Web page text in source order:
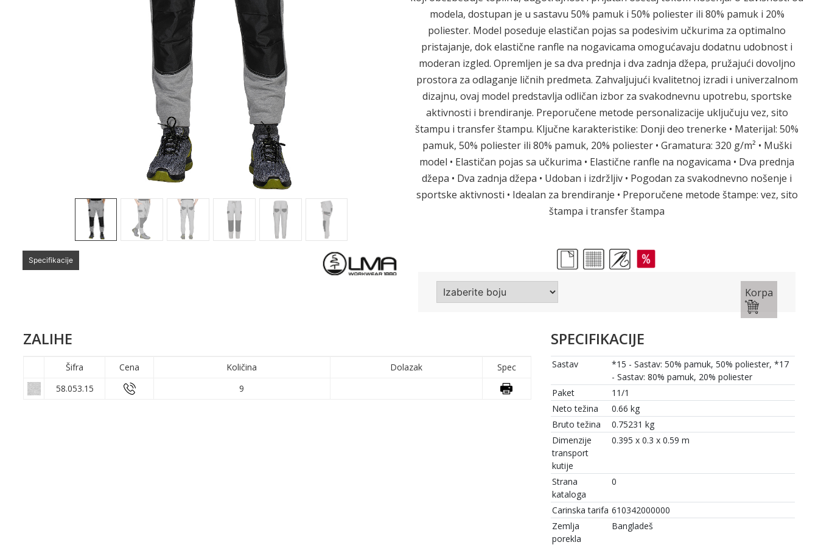
Specifikacije
modela, dostupan je u sastavu 50% pamuk i 50% poliester ili 80% pamuk i 20%
poliester. Model poseduje elastičan pojas sa podesivim učkurima za optimalno
pristajanje, dok elastične ranfle na nogavicama omogućavaju dodatnu udobnost i
moderan izgled. Opremljen je sa dva prednja i dva zadnja džepa, pružajući dovoljno
prostora za odlaganje ličnih predmeta. Zahvaljujući kvalitetnoj izradi i univerzalnom
dizajnu, ovaj model predstavlja odličan izbor za svakodnevnu upotrebu, sportske
aktivnosti i brendiranje. Preporučene metode personalizacije uključuju vez, sito
štampu i transfer štampu. Ključne karakteristike: Donji deo trenerke • Materijal: 50%
pamuk, 50% poliester ili 80% pamuk, 20% poliester • Gramatura: 320 g/m² • Muški
model • Elastičan pojas sa učkurima • Elastične ranfle na nogavicama • Dva prednja
džepa • Dva zadnja džepa • Udoban i izdržljiv • Pogodan za svakodnevno nošenje i
sportske aktivnosti • Idealan za brendiranje • Preporučene metode štampe: vez, sito
štampa i transfer štampa
Korpa
ZALIHE
Šifra Cena Količina Dolazak
Spec
58.053.15
9
SPECIFIKACIJE
Sastav
*15 - Sastav: 50% pamuk, 50% poliester, *17
- Sastav: 80% pamuk, 20% poliester
Paket
11/1
Neto težina
0.66 kg
Bruto težina
0.75231 kg
Dimenzije
transport
kutije
0.395 x 0.3 x 0.59 m
Strana
kataloga
0
Carinska tarifa 610342000000
Zemlja
porekla
Bangladeš